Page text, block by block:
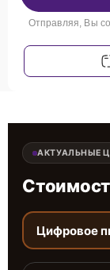
Отправляя, Вы
АКТУАЛЬНЫЕ
Цифровое